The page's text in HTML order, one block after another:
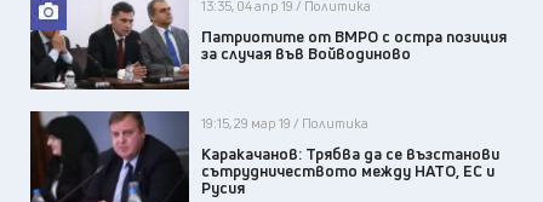
13:35, 04 апр 19 / Политика
Патриотите от ВМРО с остра позиция
за случая във Войводиново
19:15, 29 мар 19 / Политика
Каракачанов: Трябва да се възстанови
сътрудничеството между НАТО, ЕС и
Русия